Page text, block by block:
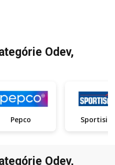
Odev,
Pepco
Odev,